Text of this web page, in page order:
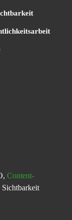
Content-
Sichtbarkeit